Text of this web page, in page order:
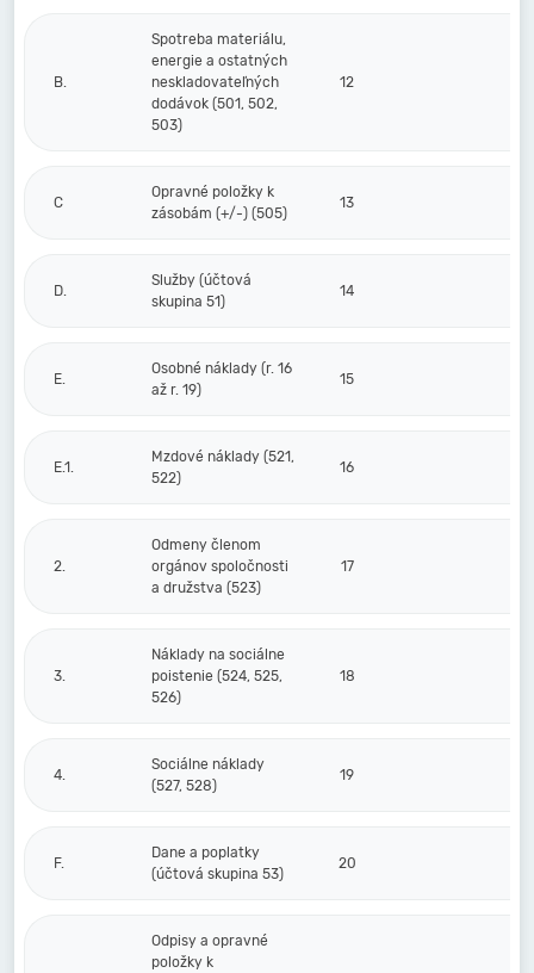
B.
Spotreba materiálu,
energie a ostatných
neskladovateľných
dodávok (501, 502,
503)
12
C
Opravné položky k
zásobám (+/-) (505)
13
D.
Služby (účtová
skupina 51)
14
E.
Osobné náklady (r. 16
až r. 19)
15
E.1.
Mzdové náklady (521,
522)
16
2.
Odmeny členom
orgánov spoločnosti
a družstva (523)
17
3.
Náklady na sociálne
poistenie (524, 525,
526)
18
4.
Sociálne náklady
(527, 528)
19
F.
Dane a poplatky
(účtová skupina 53)
20
Odpisy a opravné
položky k